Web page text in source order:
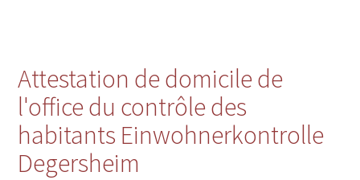
Attestation de domicile de
l'office du contrôle des
habitants Einwohnerkontrolle
Degersheim